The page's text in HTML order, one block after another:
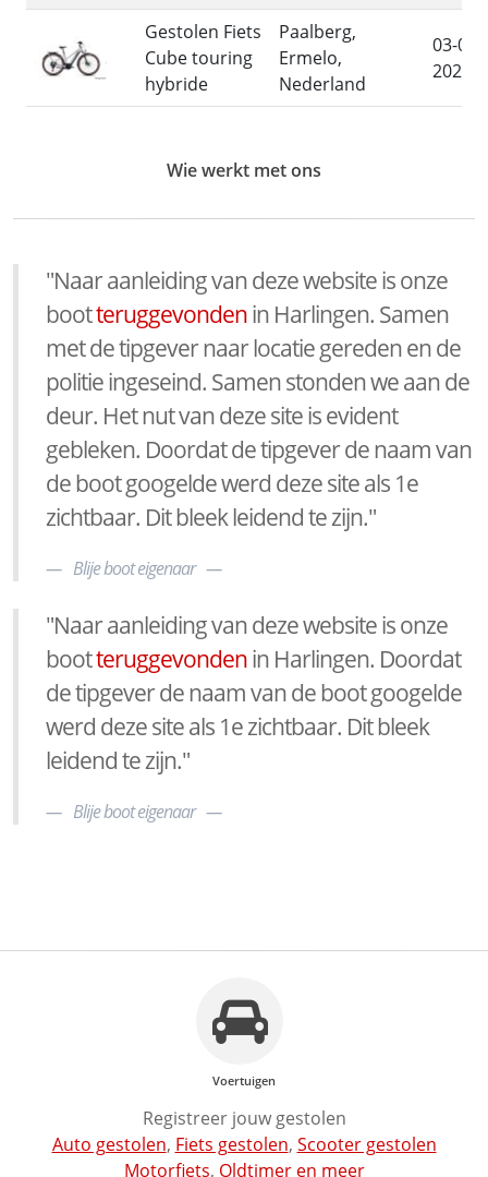
Gestolen Fiets
Cube touring
hybride
Paalberg,
Ermelo,
Nederland
03-08-
2026
Wie werkt met ons
"Naar aanleiding van deze website is onze
bootteruggevondenin Harlingen. Samen
met de tipgever naar locatie gereden en de
politie ingeseind. Samen stonden we aan de
deur. Het nut van deze site is evident
gebleken. Doordat de tipgever de naam van
de boot googelde werd deze site als 1e
zichtbaar. Dit bleek leidend te zijn."
Blije boot eigenaar
"Naar aanleiding van deze website is onze
bootteruggevondenin Harlingen. Doordat
de tipgever de naam van de boot googelde
werd deze site als 1e zichtbaar. Dit bleek
leidend te zijn."
Blije boot eigenaar
Voertuigen
Registreer jouw gestolen
Auto gestolen, Fiets gestolen, Scooter gestolen
Motorfiets, Oldtimer en meer